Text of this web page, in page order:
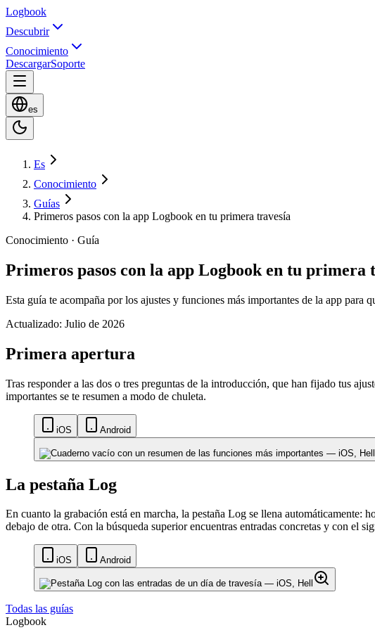
Logbook
Descubrir
Conocimiento
DescargarSoporte
es
Es
Conocimiento
Guías
Primeros pasos con la app Logbook en tu primera travesía
Conocimiento · Guía
Primeros pasos con la app Logbook en tu primera
Esta guía te acompaña por los ajustes y funciones más importantes de la app
Actualizado: Julio de 2026
Primera apertura
Tras responder a las dos o tres preguntas de la introducción, que han fijado tus
importantes se te resumen a modo de chuleta.
iOS Android
La pestaña Log
En cuanto la grabación está en marcha, la pestaña Log se llena
debajo de otra. Con la búsqueda superior encuentras entradas concretas y con el
iOS Android
Todas las guías
Logbook